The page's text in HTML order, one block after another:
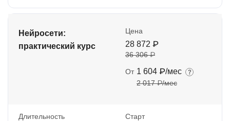
Нейросети:
практический курс
Цена
28 872 ₽
36 306 ₽
От 1 604 ₽/мес
2 017 ₽/мес
Длительность Старт